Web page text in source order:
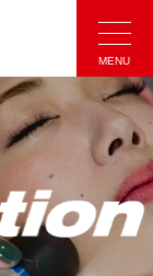
リブ
MENU